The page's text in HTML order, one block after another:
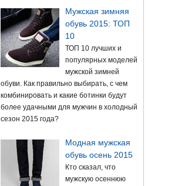
Мужская зимняя
обувь 2015: ТОП
10
ТОП 10 лучших и
популярных моделей
мужской зимней
обуви. Как правильно выбирать, с чем
комбинировать и какие ботинки будут
более удачными для мужчин в холодный
сезон 2015 года?
Модная мужская
обувь осень 2015
Кто сказал, что
мужскую осеннюю